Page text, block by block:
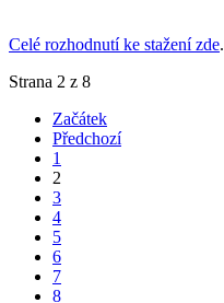
Celé rozhodnutí ke stažení zde.
Strana 2 z 8
Začátek
Předchozí
1
2
3
4
5
6
7
8